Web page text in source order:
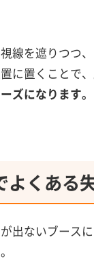
線を遮りつつ
に置くことで、
ズになります。
よくある
出ないブース